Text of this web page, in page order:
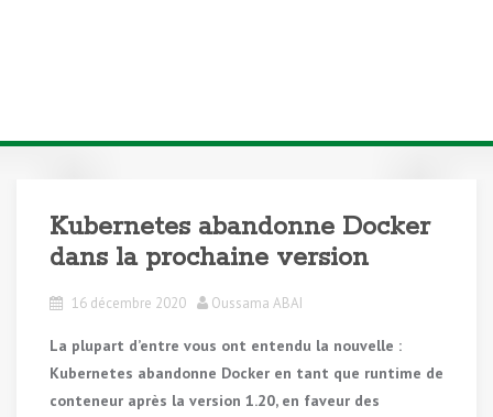
Kubernetes abandonne Docker
dans la prochaine version
16 décembre 2020 Oussama ABAI
La plupart d’entre vous ont entendu la nouvelle :
Kubernetes abandonne Docker en tant que runtime de
conteneur après la version 1.20, en faveur des